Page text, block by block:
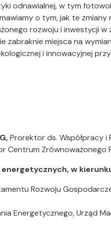
odnawialnej, w tym
o tym, jak te
rozwoju i inwestycji w
zabraknie miejsca na
i innowacyjnej
Prorektor ds. Współpracy
Centrum Zrównoważonego
energetycznych, w
Rozwoju
Energetycznego, Urząd